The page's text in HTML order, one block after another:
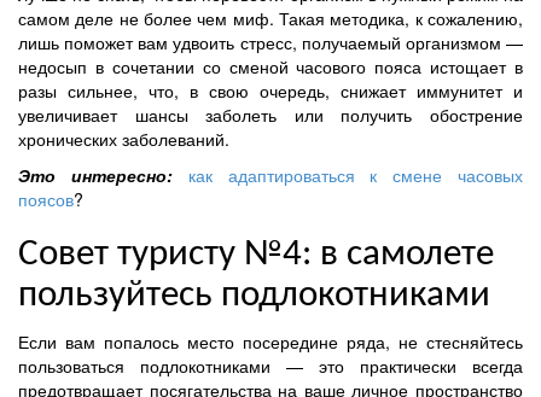
самом деле не более чем миф. Такая методика, к сожалению,
лишь поможет вам удвоить стресс, получаемый организмом —
недосып в сочетании со сменой часового пояса истощает в
разы сильнее, что, в свою очередь, снижает иммунитет и
увеличивает шансы заболеть или получить обострение
хронических заболеваний.
Это интересно:
как адаптироваться к смене часовых
поясов?
Совет туристу №4: в самолете
пользуйтесь подлокотниками
Если вам попалось место посередине ряда, не стесняйтесь
пользоваться подлокотниками — это практически всегда
предотвращает посягательства на ваше личное пространство